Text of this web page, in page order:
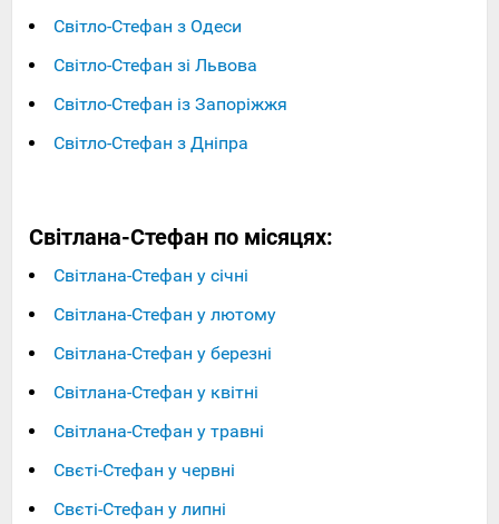
Світло-Стефан з Одеси
Світло-Стефан зі Львова
Світло-Стефан із Запоріжжя
Світло-Стефан з Дніпра
Світлана-Стефан по місяцях:
Світлана-Стефан у січні
Світлана-Стефан у лютому
Світлана-Стефан у березні
Світлана-Стефан у квітні
Світлана-Стефан у травні
Свєті-Стефан у червні
Свєті-Стефан у липні